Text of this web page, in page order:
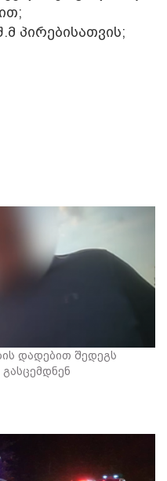
პირებისათვის;
დადებით შედეგს